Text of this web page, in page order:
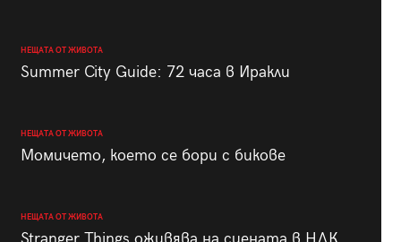
НЕЩАТА ОТ ЖИВОТА
Summer City Guide: 72 часа в Иракли
НЕЩАТА ОТ ЖИВОТА
Момичето, което се бори с бикове
НЕЩАТА ОТ ЖИВОТА